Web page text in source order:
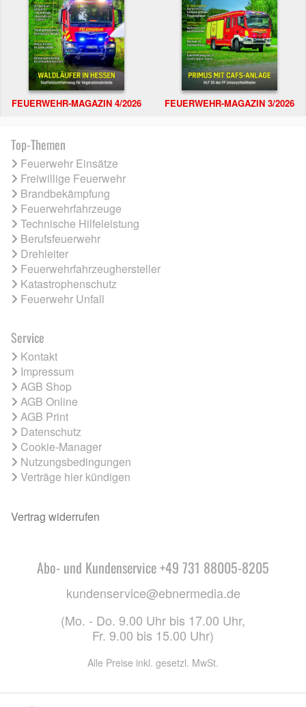
FEUERWEHR-MAGAZIN 4/2026 FEUERWEHR-MAGAZIN 3/2026
Top-Themen
Feuerwehr Einsätze
Freiwillige Feuerwehr
Brandbekämpfung
Feuerwehrfahrzeuge
Technische Hilfeleistung
Berufsfeuerwehr
Drehleiter
Feuerwehrfahrzeughersteller
Katastrophenschutz
Feuerwehr Unfall
Service
Kontakt
Impressum
AGB Shop
AGB Online
AGB Print
Datenschutz
Cookie-Manager
Nutzungsbedingungen
Verträge hier kündigen
Vertrag widerrufen
Abo- und Kundenservice +49 731 88005-8205
kundenservice@ebnermedia.de
(Mo. - Do. 9.00 Uhr bis 17.00 Uhr,
Fr. 9.00 bis 15.00 Uhr)
Alle Preise inkl. gesetzl. MwSt.